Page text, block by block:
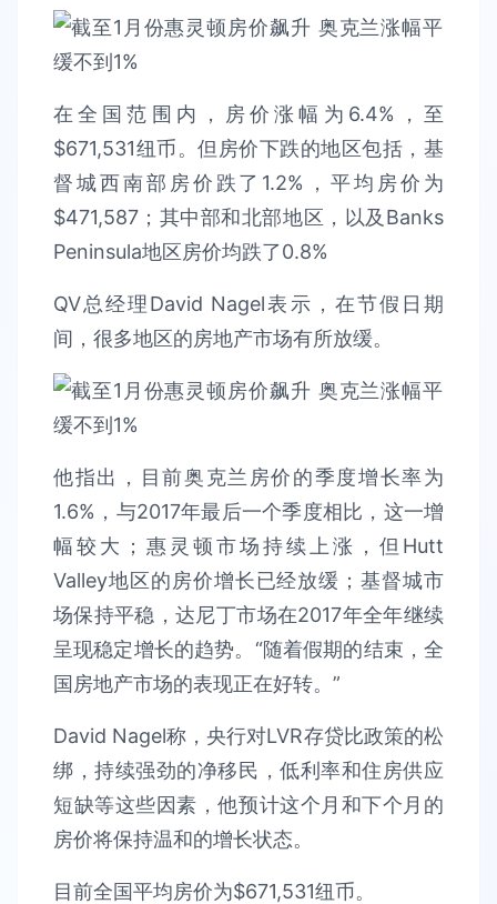
在全国范围内，房价涨幅为6.4%，至
$671,531纽币。但房价下跌的地区包括，基
督城西南部房价跌了1.2%，平均房价为
$471,587；其中部和北部地区，以及Banks
Peninsula地区房价均跌了0.8%
QV总经理David Nagel表示，在节假日期
间，很多地区的房地产市场有所放缓。
他指出，目前奥克兰房价的季度增长率为
1.6%，与2017年最后一个季度相比，这一增
幅较大；惠灵顿市场持续上涨，但Hutt
Valley地区的房价增长已经放缓；基督城市
场保持平稳，达尼丁市场在2017年全年继续
呈现稳定增长的趋势。“随着假期的结束，全
国房地产市场的表现正在好转。”
David Nagel称，央行对LVR存贷比政策的松
绑，持续强劲的净移民，低利率和住房供应
短缺等这些因素，他预计这个月和下个月的
房价将保持温和的增长状态。
目前全国平均房价为$671,531纽币。